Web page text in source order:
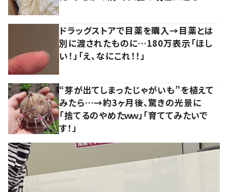
ドラッグストアで目薬を購入→目薬とは
別に渡されたものに…180万表示「ほし
い！」「え、なにこれ！！」
“芽が出てしまったじゃがいも”を植えて
みたら…→約3ヶ月後、驚きの光景に
「捨てるのやめたｗｗ」「育ててみたいで
す！」